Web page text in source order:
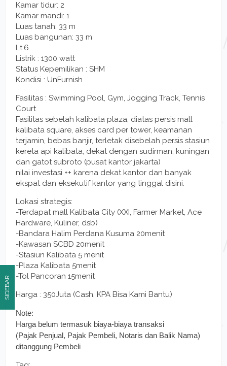
Kamar tidur: 2
Kamar mandi: 1
Luas tanah: 33 m
Luas bangunan: 33 m
Lt.6
Listrik : 1300 watt
Status Kepemilikan : SHM
Kondisi : UnFurnish
Fasilitas : Swimming Pool, Gym, Jogging Track, Tennis
Court
Fasilitas sebelah kalibata plaza, diatas persis mall
kalibata square, akses card per tower, keamanan
terjamin, bebas banjir, terletak disebelah persis stasiun
kereta api kalibata, dekat dengan sudirman, kuningan
dan gatot subroto (pusat kantor jakarta)
nilai investasi ++ karena dekat kantor dan banyak
ekspat dan eksekutif kantor yang tinggal disini.
Lokasi strategis:
-Terdapat mall Kalibata City (XXI, Farmer Market, Ace
Hardware, Kuliner, dsb)
-Bandara Halim Perdana Kusuma 20menit
-Kawasan SCBD 20menit
-Stasiun Kalibata 5 menit
-Plaza Kalibata 5menit
-Tol Pancoran 15menit
Harga : 350Juta (Cash, KPA Bisa Kami Bantu)
Note:
Harga belum termasuk biaya-biaya transaksi
(Pajak Penjual, Pajak Pembeli, Notaris dan Balik Nama)
ditanggung Pembeli
SIDEBAR